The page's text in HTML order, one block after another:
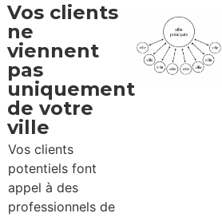
Vos clients
ne
viennent
pas
uniquement
de votre
ville
Vos clients
potentiels font
appel à des
professionnels de